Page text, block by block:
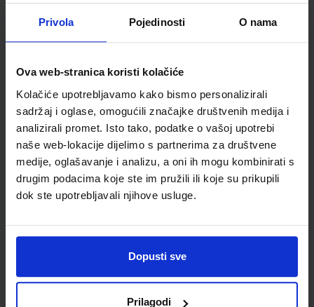
Privola Pojedinosti O nama
Ova web-stranica koristi kolačiće
Kolačiće upotrebljavamo kako bismo personalizirali
sadržaj i oglase, omogućili značajke društvenih medija i
analizirali promet. Isto tako, podatke o vašoj upotrebi
naše web-lokacije dijelimo s partnerima za društvene
medije, oglašavanje i analizu, a oni ih mogu kombinirati s
drugim podacima koje ste im pružili ili koje su prikupili
dok ste upotrebljavali njihove usluge.
Dopusti sve
Prilagodi
proizvodima i uslugama, akcijama i drugim